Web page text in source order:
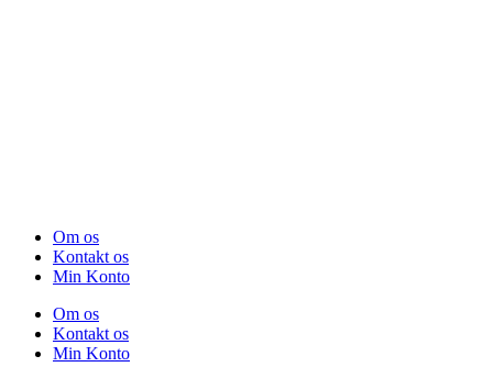
Om os
Kontakt os
Min Konto
Om os
Kontakt os
Min Konto